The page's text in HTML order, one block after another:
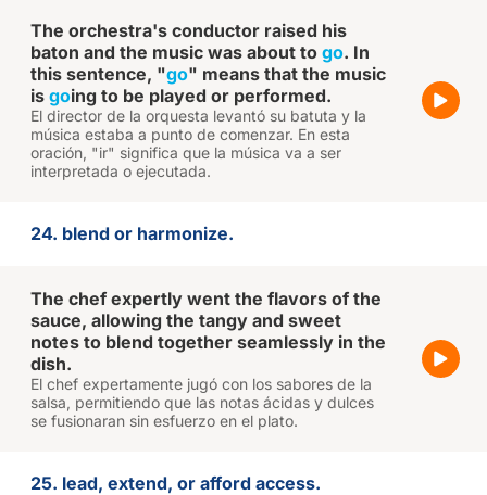
The orchestra's conductor raised his
baton and the music was about to go. In
this sentence, "go" means that the music
is going to be played or performed.
El director de la orquesta levantó su batuta y la
música estaba a punto de comenzar. En esta
oración, "ir" significa que la música va a ser
interpretada o ejecutada.
24. blend or harmonize.
The chef expertly went the flavors of the
sauce, allowing the tangy and sweet
notes to blend together seamlessly in the
dish.
El chef expertamente jugó con los sabores de la
salsa, permitiendo que las notas ácidas y dulces
se fusionaran sin esfuerzo en el plato.
25. lead, extend, or afford access.